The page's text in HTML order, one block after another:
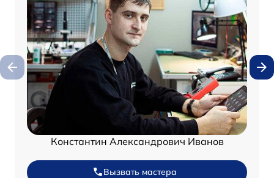
Константин Александрович Иванов
Вызвать мастера